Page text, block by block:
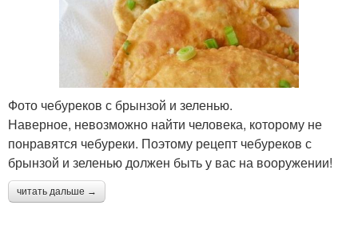
Фото чебуреков с брынзой и зеленью.
Наверное, невозможно найти человека, которому не
понравятся чебуреки. Поэтому рецепт чебуреков с
брынзой и зеленью должен быть у вас на вооружении!
читать дальше →